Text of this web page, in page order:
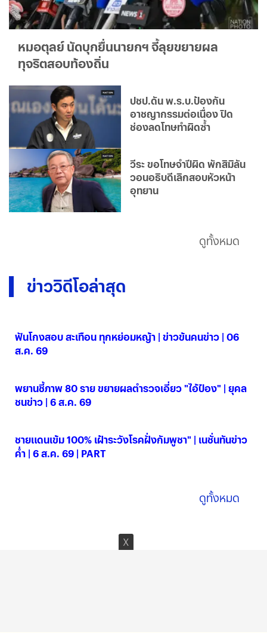
หมอตุลย์ นัดบุกยื่นนายกฯ จี้ลุยขยายผล
ทุจริตสอบท้องถิ่น
ปชป.ดัน พ.ร.บ.ป้องกัน
อาชญากรรมต่อเนื่อง ปิด
ช่องลดโทษทำผิดซ้ำ
วีระ ขอโทษจำปีผิด พักสิมิลัน
วอนอธิบดีเลิกสอบหัวหน้า
อุทยาน
ดูทั้งหมด
ข่าววิดีโอล่าสุด
ฟันโกงสอบ สะเทือน ทุกหย่อมหญ้า | ข่าวข้นคนข่าว | 06
ส.ค. 69
พยานชี้ภาพ 80 ราย ขยายผลตำรวจเอี่ยว "ไอ้ป๋อง" | ยุคล
ชนข่าว | 6 ส.ค. 69
ชายแดนเข้ม 100% เฝ้าระวังโรคฝั่งกัมพูชา" | เนชั่นทันข่าว
ค่ำ | 6 ส.ค. 69 | PART
ดูทั้งหมด